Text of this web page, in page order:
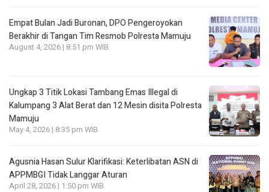
Empat Bulan Jadi Buronan, DPO Pengeroyokan
Berakhir di Tangan Tim Resmob Polresta Mamuju
August 4, 2026 | 8:51 pm WIB
Ungkap 3 Titik Lokasi Tambang Emas Illegal di
Kalumpang 3 Alat Berat dan 12 Mesin disita Polresta
Mamuju
May 4, 2026 | 8:35 pm WIB
Agusnia Hasan Sulur Klarifikasi: Keterlibatan ASN di
APPMBGI Tidak Langgar Aturan
April 28, 2026 | 1:50 pm WIB